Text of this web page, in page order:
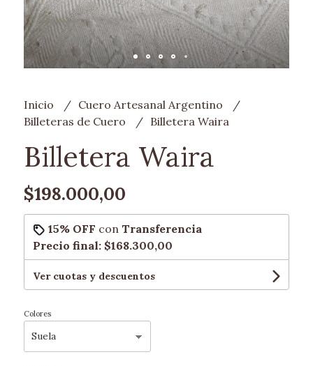
Inicio
Cuero Artesanal Argentino
Billeteras de Cuero
Billetera Waira
Billetera Waira
$198.000,00
15% OFF con Transferencia
Precio final: $168.300,00
Ver cuotas y descuentos
Colores